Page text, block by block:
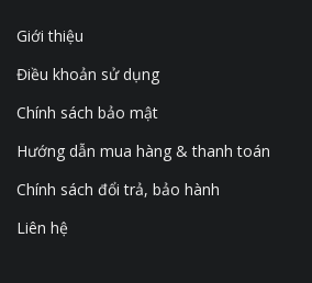
Giới thiệu
Điều khoản sử dụng
Chính sách bảo mật
Hướng dẫn mua hàng & thanh toán
Chính sách đổi trả, bảo hành
Liên hệ